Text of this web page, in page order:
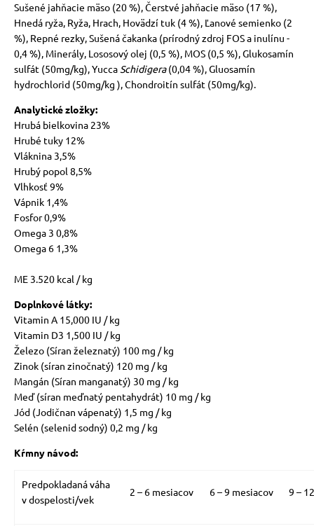
Sušené jahňacie mäso (20 %), Čerstvé jahňacie mäso (17 %),
Hnedá ryža, Ryža, Hrach, Hovädzí tuk (4 %), Ľanové semienko (2
%), Repné rezky, Sušená čakanka (prírodný zdroj FOS a inulínu -
0,4 %), Minerály, Lososový olej (0,5 %), MOS (0,5 %), Glukosamín
sulfát (50mg/kg), Yucca Schidigera(0,04 %), Gluosamín
hydrochlorid (50mg/kg ), Chondroitín sulfát (50mg/kg).
Analytické zložky:
Hrubá bielkovina 23%
Hrubé tuky 12%
Vláknina 3,5%
Hrubý popol 8,5%
Vlhkosť 9%
Vápnik 1,4%
Fosfor 0,9%
Omega 3 0,8%
Omega 6 1,3%
ME 3.520 kcal / kg
Doplnkové látky:
Vitamin A 15,000 IU / kg
Vitamin D3 1,500 IU / kg
Železo (Síran železnatý) 100 mg / kg
Zinok (síran zinočnatý) 120 mg / kg
Mangán (Síran manganatý) 30 mg / kg
Meď (síran meďnatý pentahydrát) 10 mg / kg
Jód (Jodičnan vápenatý) 1,5 mg / kg
Selén (selenid sodný) 0,2 mg / kg
Kŕmny návod:
Predpokladaná váha
v dospelosti/vek
2 – 6 mesiacov 6 – 9 mesiacov 9 –